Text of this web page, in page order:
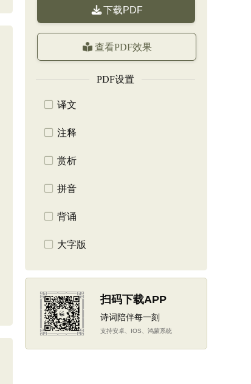
下载PDF
查看PDF效果
PDF设置
译文
注释
赏析
拼音
背诵
大字版
扫码下载APP
诗词陪伴每一刻
支持安卓、IOS、鸿蒙系统